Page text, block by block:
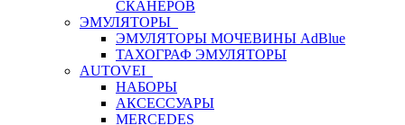
СКАНЕРОВ
ЭМУЛЯТОРЫ
ЭМУЛЯТОРЫ МОЧЕВИНЫ АdBlue
ТАХОГРАФ ЭМУЛЯТОРЫ
AUTOVEI
НАБОРЫ
АКСЕССУАРЫ
MERCEDES